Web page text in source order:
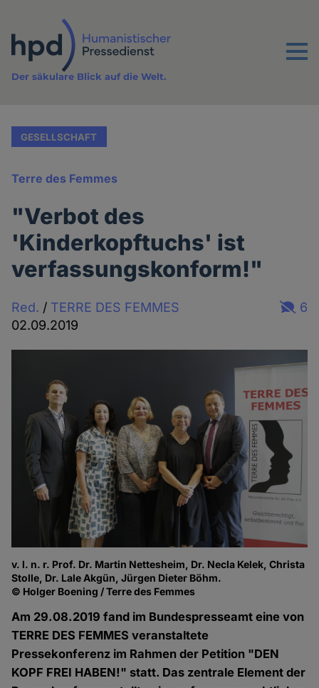
Inhalt
Menu
Der säkulare Blick auf die Welt.
GESELLSCHAFT
Terre des Femmes
"Verbot des
'Kinderkopftuchs' ist
verfassungskonform!"
Red. / TERRE DES FEMMES
02.09.2019
6
v. l. n. r. Prof. Dr. Martin Nettesheim, Dr. Necla Kelek, Christa
Stolle, Dr. Lale Akgün, Jürgen Dieter Böhm.
© Holger Boening / Terre des Femmes
Am 29.08.2019 fand im Bundespresseamt eine von
TERRE DES FEMMES veranstaltete
Pressekonferenz im Rahmen der Petition "DEN
KOPF FREI HABEN!" statt. Das zentrale Element der